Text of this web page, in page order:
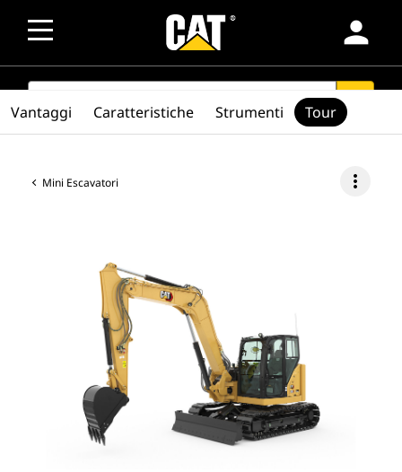
person
SEARCH search
Mini Escavatori more_vert
Vantaggi Caratteristiche Strumenti Tour